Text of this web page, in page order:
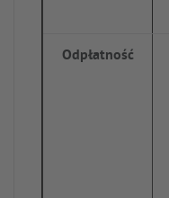
Odpłatność